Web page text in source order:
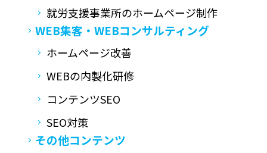
就労支援事業所のホームページ制作
WEB集客・ WEBコンサルティング
ホームページ改善
WEBの内製化研修
コンテンツSEO
SEO対策
その他コンテンツ